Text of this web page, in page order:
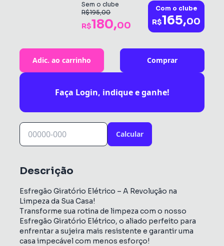
Sem o clube
R$195,00
R$180,00
Com o clube
R$165,00
Adic. ao carrinho Comprar
Faça Login, indique e ganhe!
Calcular
Descrição
Esfregão Giratório Elétrico – A Revolução na
Limpeza da Sua Casa!
Transforme sua rotina de limpeza com o nosso
Esfregão Giratório Elétrico, o aliado perfeito para
enfrentar a sujeira mais resistente e garantir uma
casa impecável com menos esforço!